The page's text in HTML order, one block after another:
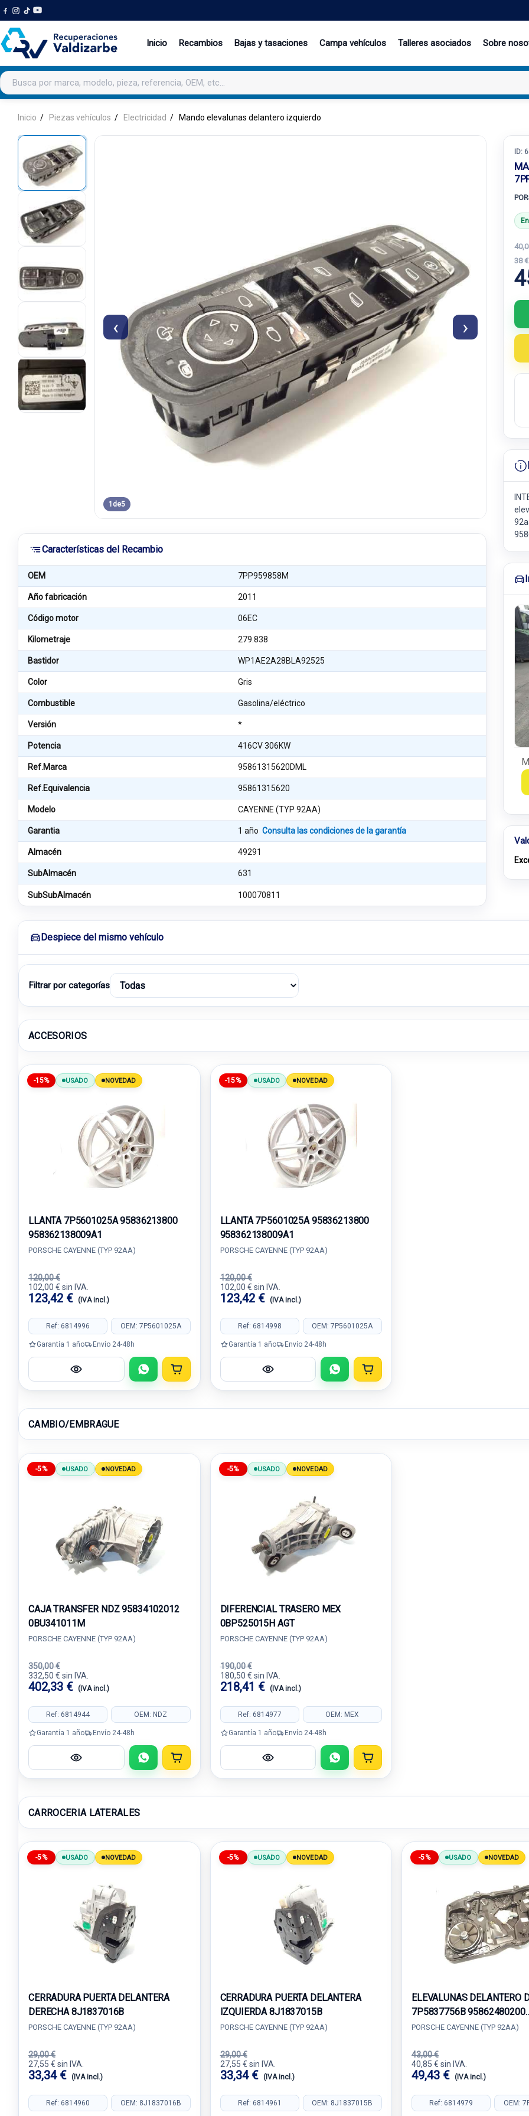
Inicio Recambios Bajas y tasaciones Campa vehículos Talleres asociados Sobre
Buscar productos
Inicio Piezas vehículos Electricidad Mando elevalunas delantero izquierdo
‹ ›
1 de5
Características del Recambio
OEM 7PP959858M
Año fabricación 2011
Código motor 06EC
Kilometraje 279.838
Bastidor WP1AE2A28BLA92525
Color Gris
Combustible Gasolina/eléctrico
Versión *
Potencia 416CV 306KW
Ref.Marca 95861315620DML
Ref.Equivalencia 95861315620
Modelo CAYENNE (TYP 92AA)
Garantia 1 añoConsulta las condiciones de la garantía
Almacén 49291
SubAlmacén 631
SubSubAlmacén 100070811
ID:
38
Despiece del mismo vehículo
Filtrar por categorías
ACCESORIOS
-15% USADO NOVEDAD
LLANTA 7P5601025A 95836213800
958362138009A1
PORSCHE CAYENNE (TYP 92AA)
120,00 €
102,00 € sin IVA.
123,42 € (IVA incl.)
Ref: 6814996 OEM: 7P5601025A
Garantía 1 año Envío 24-48h
-15% USADO NOVEDAD
LLANTA 7P5601025A 95836213800
958362138009A1
PORSCHE CAYENNE (TYP 92AA)
120,00 €
102,00 € sin IVA.
123,42 € (IVA incl.)
Ref: 6814998 OEM: 7P5601025A
Garantía 1 año Envío 24-48h
CAMBIO/EMBRAGUE
-5% USADO NOVEDAD
CAJA TRANSFER NDZ 95834102012
0BU341011M
PORSCHE CAYENNE (TYP 92AA)
350,00 €
332,50 € sin IVA.
402,33 € (IVA incl.)
Ref: 6814944 OEM: NDZ
Garantía 1 año Envío 24-48h
-5% USADO NOVEDAD
DIFERENCIAL TRASERO MEX
0BP525015H AGT
PORSCHE CAYENNE (TYP 92AA)
190,00 €
180,50 € sin IVA.
218,41 € (IVA incl.)
Ref: 6814977 OEM: MEX
Garantía 1 año Envío 24-48h
CARROCERIA LATERALES
-5% USADO NOVEDAD
CERRADURA PUERTA DELANTERA
DERECHA 8J1837016B
PORSCHE CAYENNE (TYP 92AA)
29,00 €
27,55 € sin IVA.
33,34 € (IVA incl.)
Ref: 6814960 OEM: 8J1837016B
-5% USADO NOVEDAD
CERRADURA PUERTA DELANTERA
IZQUIERDA 8J1837015B
PORSCHE CAYENNE (TYP 92AA)
29,00 €
27,55 € sin IVA.
33,34 € (IVA incl.)
Ref: 6814961 OEM: 8J1837015B
-5% USADO NOVEDAD
ELEVALUNAS DELANTERO
7P5837756B 95862480200
8K0959802B
PORSCHE CAYENNE (TYP 92AA)
43,00 €
40,85 € sin IVA.
49,43 € (IVA incl.)
Ref: 6814979 OEM: